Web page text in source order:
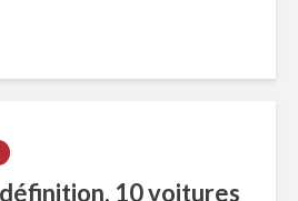
10 voitures